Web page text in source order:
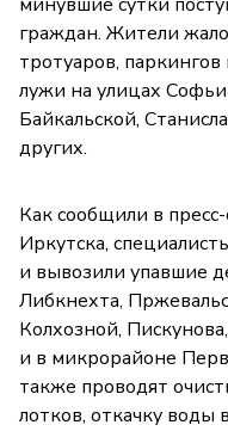
граждан. Жители
тротуаров,
лужи на улицах
Байкальской,
других.
Как сообщили в
Иркутска,
и вывозили упавшие
Либкнехта,
Колхозной,
и в микрорайоне
также проводят
лотков, откачку воды